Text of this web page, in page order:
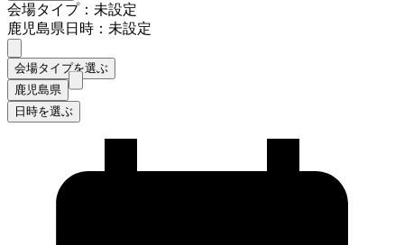
会場タイプ：未設定
鹿児島県日時：未設定
会場タイプを選ぶ
鹿児島県
日時を選ぶ